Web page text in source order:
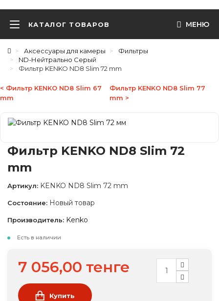
КАТАЛОГ ТОВАРОВ МЕНЮ
Аксессуары для камеры
Фильтры
ND-Нейтрально Серый
Фильтр KENKO ND8 Slim 72 mm
< Фильтр KENKO ND8 Slim 67
mm
Фильтр KENKO ND8 Slim 77
mm >
Фильтр KENKO ND8 Slim 72
mm
Артикул: KENKO ND8 Slim 72 mm
Состояние: Новый товар
Производитель: Kenko
Есть в наличии
7 056,00 тенге
Купить